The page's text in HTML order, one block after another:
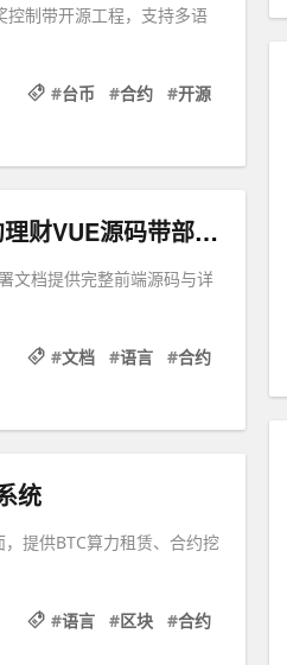
控制带开源工程，支持多语
#台币 #合约 #开源
多语言精品交易所外汇授权秒U，defi秒合约理财VUE源码带部署文档
文档提供完整前端源码与详
#文档 #语言 #合约
统
提供BTC算力租赁、合约挖
#语言 #区块 #合约